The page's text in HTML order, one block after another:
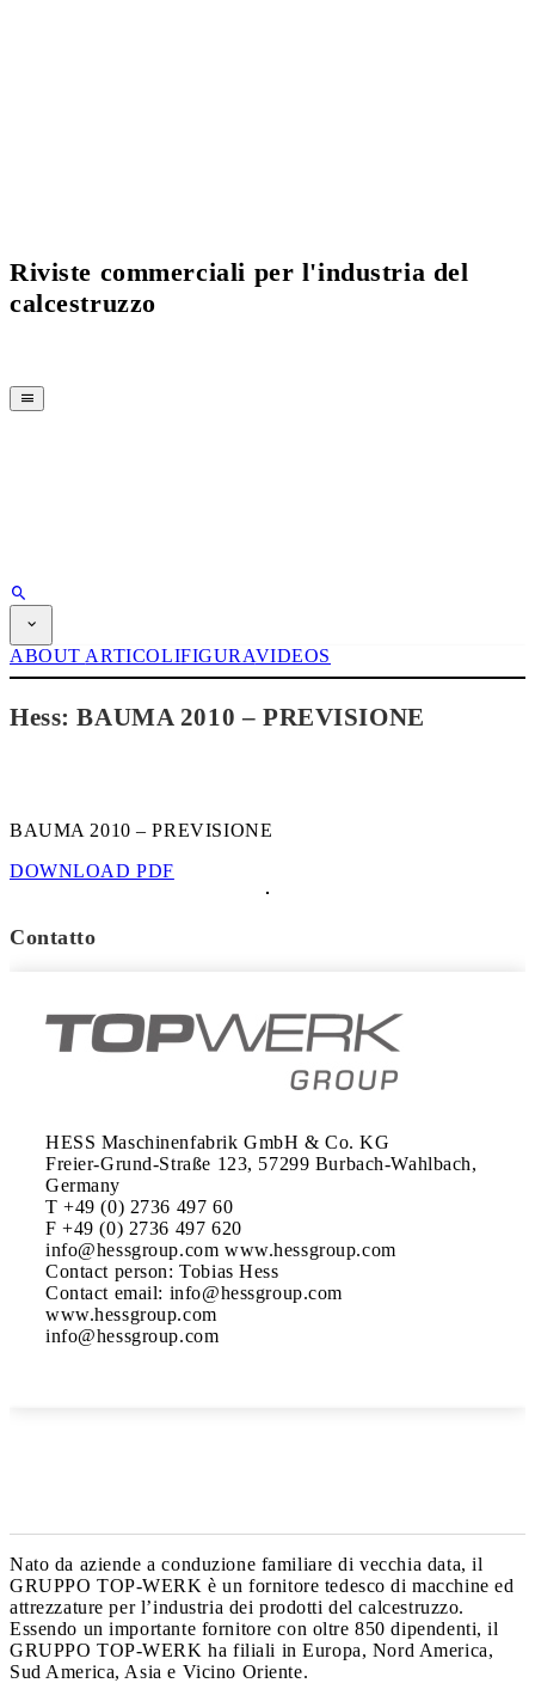
Riviste commerciali per l'industria del
calcestruzzo
Rivista
EVENTI
ABBONAMENTO
ABOUT ARTICOLIFIGURAVIDEOS
Hess: BAUMA 2010 – PREVISIONE
BAUMA 2010 – PREVISIONE
DOWNLOAD PDF
Contatto
HESS Maschinenfabrik GmbH & Co. KG
Freier-Grund-Straße 123, 57299 Burbach-Wahlbach,
Germany
T +49 (0) 2736 497 60
F +49 (0) 2736 497 620
info@hessgroup.com www.hessgroup.com
Contact person: Tobias Hess
Contact email: info@hessgroup.com
www.hessgroup.com
Nato da aziende a conduzione familiare di vecchia data, il
GRUPPO TOP-WERK è un fornitore tedesco di macchine ed
attrezzature per l’industria dei prodotti del calcestruzzo.
Essendo un importante fornitore con oltre 850 dipendenti, il
GRUPPO TOP-WERK ha filiali in Europa, Nord America,
Sud America, Asia e Vicino Oriente.